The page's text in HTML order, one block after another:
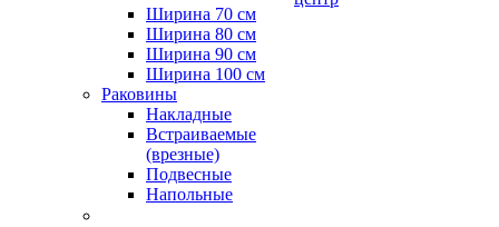
Ширина 70 см
Ширина 80 см
Ширина 90 см
Ширина 100 см
Раковины
Накладные
Встраиваемые
(врезные)
Подвесные
Напольные